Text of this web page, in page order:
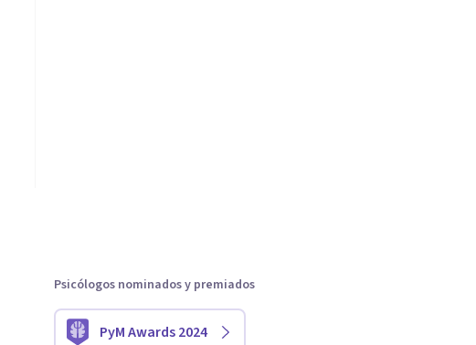
Psicólogos nominados y premiados
PyM Awards 2024